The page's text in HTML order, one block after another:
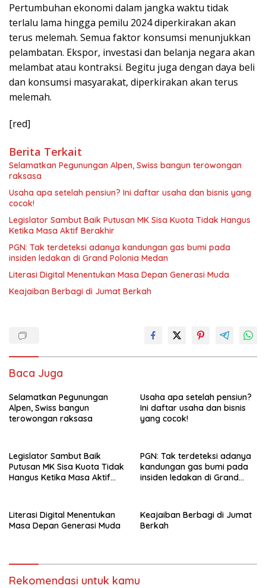
Pertumbuhan ekonomi dalam jangka waktu tidak
terlalu lama hingga pemilu 2024 diperkirakan akan
terus melemah. Semua faktor konsumsi menunjukkan
pelambatan. Ekspor, investasi dan belanja negara akan
melambat atau kontraksi. Begitu juga dengan daya beli
dan konsumsi masyarakat, diperkirakan akan terus
melemah.
[red]
Berita Terkait
Selamatkan Pegunungan Alpen, Swiss bangun terowongan
raksasa
Usaha apa setelah pensiun? Ini daftar usaha dan bisnis yang
cocok!
Legislator Sambut Baik Putusan MK Sisa Kuota Tidak Hangus
Ketika Masa Aktif Berakhir
PGN: Tak terdeteksi adanya kandungan gas bumi pada
insiden ledakan di Grand Polonia Medan
Literasi Digital Menentukan Masa Depan Generasi Muda
Keajaiban Berbagi di Jumat Berkah
Baca Juga
Selamatkan Pegunungan
Alpen, Swiss bangun
terowongan raksasa
Usaha apa setelah pensiun?
Ini daftar usaha dan bisnis
yang cocok!
Legislator Sambut Baik
Putusan MK Sisa Kuota Tidak
Hangus Ketika Masa Aktif
PGN: Tak terdeteksi adanya
kandungan gas bumi pada
insiden ledakan di Grand
Literasi Digital Menentukan
Masa Depan Generasi Muda
Keajaiban Berbagi di Jumat
Berkah
Rekomendasi untuk kamu